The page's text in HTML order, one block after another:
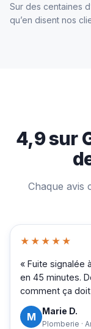
Sur des centaines
qu’en disent nos
4,9 sur
Chaque avis
★★★★★
« Fuite signalée
en 45 minutes.
comment ça
M Marie D.
Plomberie ·